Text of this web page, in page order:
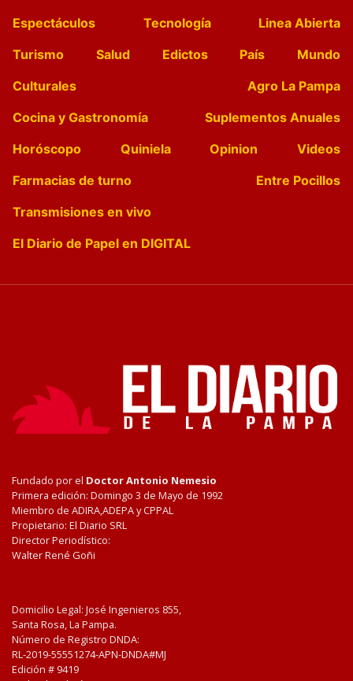
Espectáculos
Tecnología
Linea Abierta
Turismo
Salud Edictos País
Mundo
Culturales
Agro La Pampa
Cocina y Gastronomía
Suplementos Anuales
Horóscopo
Quiniela Opinion
Videos
Farmacias de turno
Entre Pocillos
Transmisiones en vivo
El Diario de Papel en DIGITAL
Fundado por el Doctor Antonio Nemesio
Primera edición: Domingo 3 de Mayo de 1992
Miembro de ADIRA,ADEPA y CPPAL
Propietario: El Diario SRL
Director Periodístico:
Walter René Goñi
Domicilio Legal: José Ingenieros 855,
Santa Rosa, La Pampa.
Número de Registro DNDA:
RL-2019-55551274-APN-DNDA#MJ
Edición # 9419